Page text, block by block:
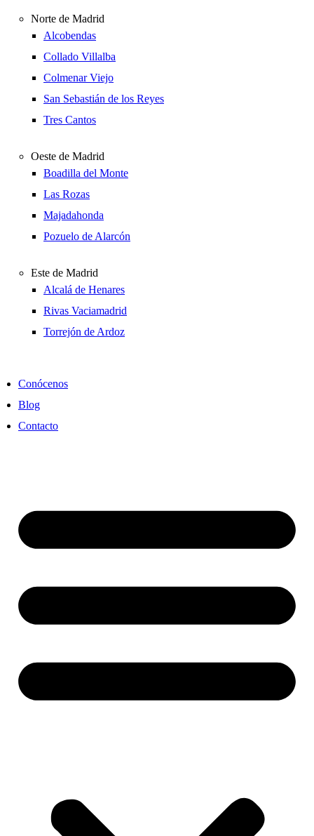
Norte de Madrid
Alcobendas
Collado Villalba
Colmenar Viejo
San Sebastián de los Reyes
Tres Cantos
Oeste de Madrid
Boadilla del Monte
Las Rozas
Majadahonda
Pozuelo de Alarcón
Este de Madrid
Alcalá de Henares
Rivas Vaciamadrid
Torrejón de Ardoz
Conócenos
Blog
Contacto